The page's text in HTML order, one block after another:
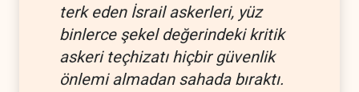
terk eden İsrail askerleri, yüz
binlerce şekel değerindeki kritik
askeri teçhizatı hiçbir güvenlik
önlemi almadan sahada bıraktı.